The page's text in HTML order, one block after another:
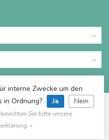
interne Zwecke um den
in Ordnung?
Ja Nein
Sie bitte unsere
»